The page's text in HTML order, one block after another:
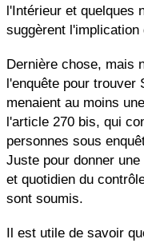
l'Intérieur et quelques
suggèrent
Dernière chose, mais
l'enquête pour trouver
menaient au moins
l'article 270 bis, qui
personnes sous
Juste pour donner
et quotidien du
sont soumis.
Il est utile de savoir